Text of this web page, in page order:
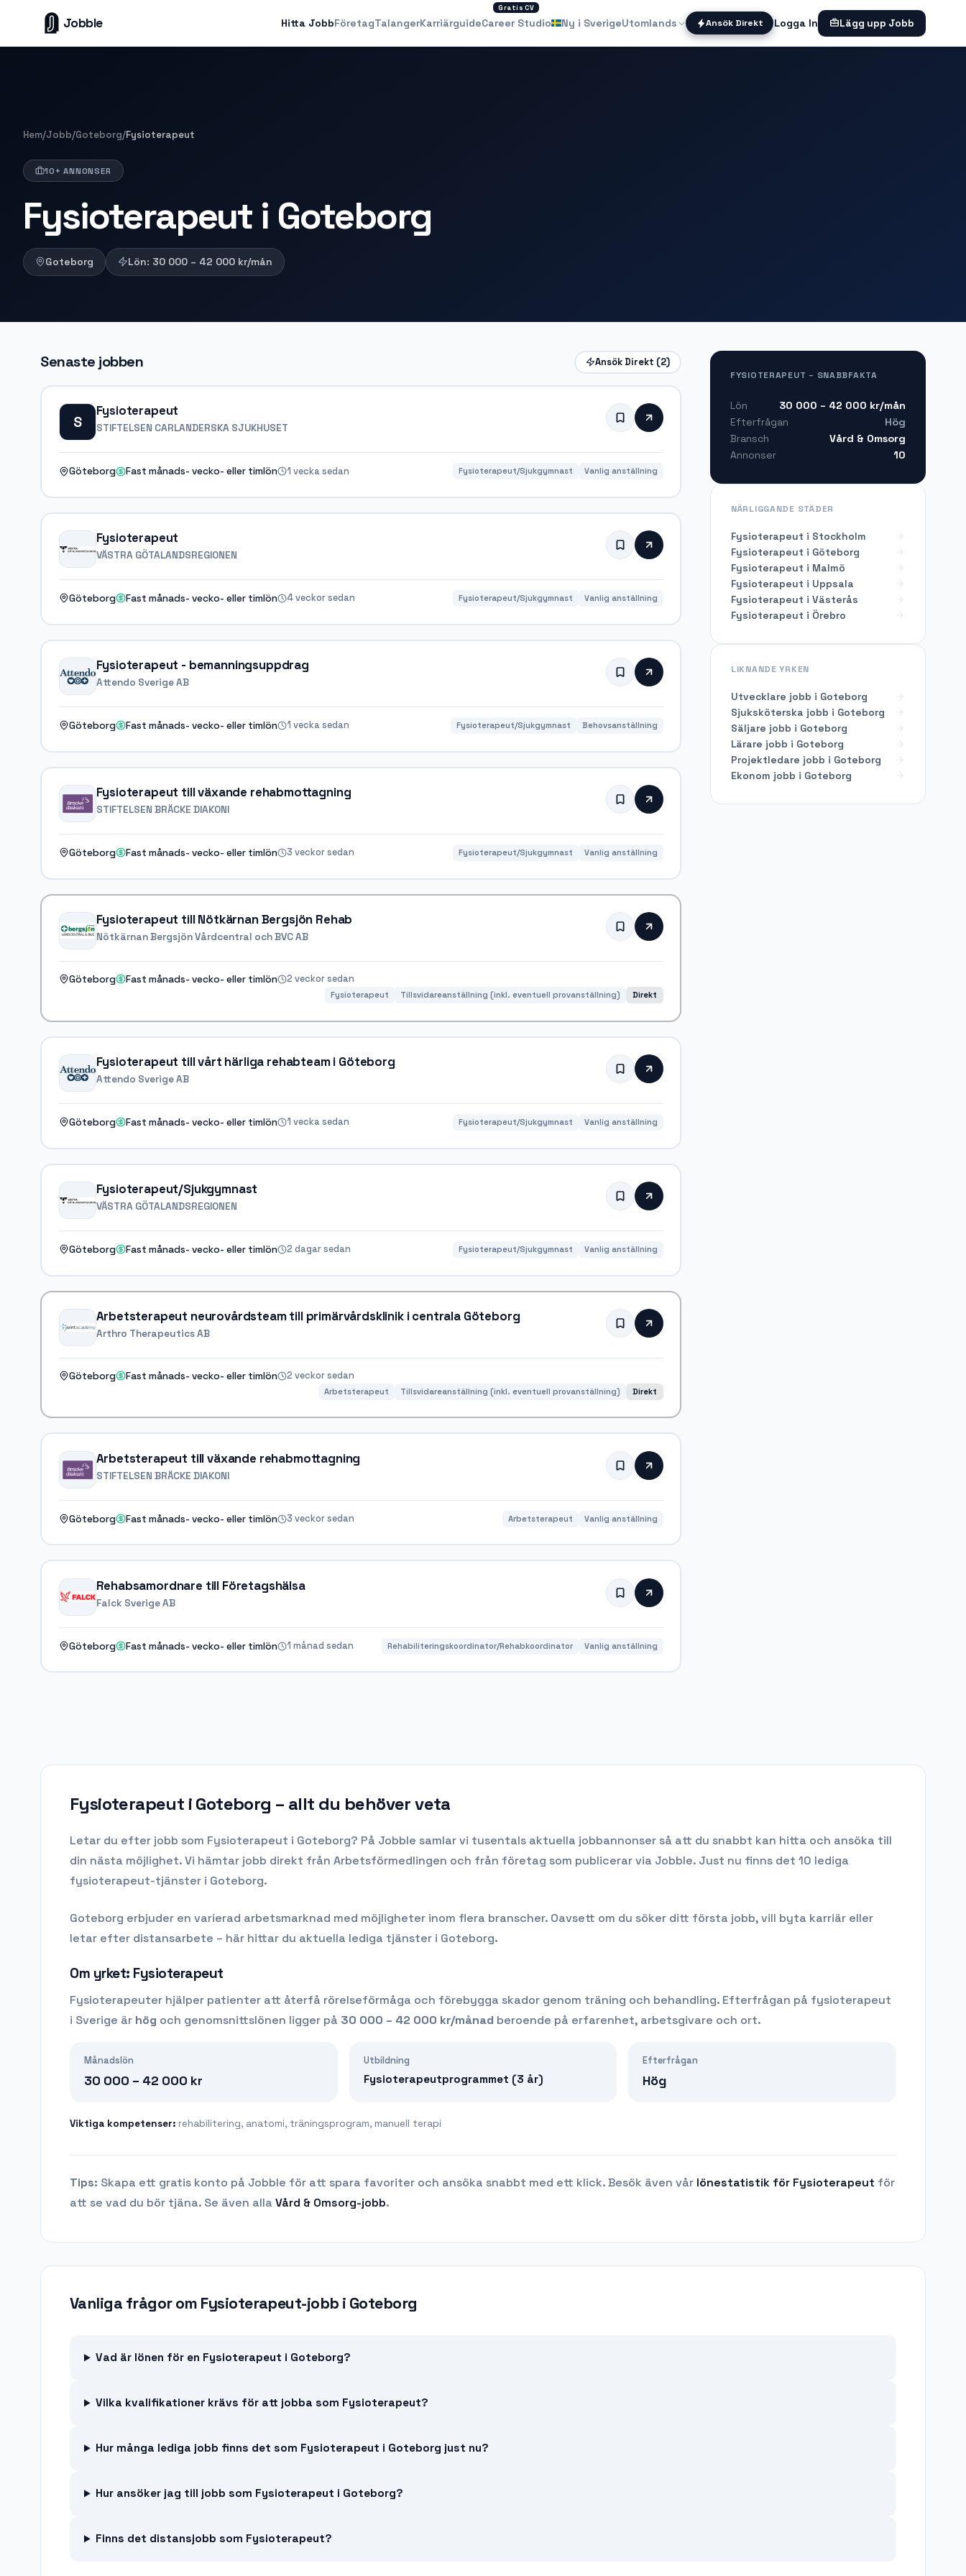
Jobble Hitta JobbFöretagTalangerKarriärguide
Gratis CV
Career Studio Ny i SverigeUtomlands Ansök Direkt Logga In Lägg upp Jobb
Hem/Jobb/Goteborg/Fysioterapeut
10+ ANNONSER
Fysioterapeut i Goteborg
Goteborg Lön: 30 000 – 42 000 kr/mån
Senaste jobben Ansök Direkt (2)
S
Fysioterapeut
STIFTELSEN CARLANDERSKA SJUKHUSET
Göteborg Fast månads- vecko- eller timlön 1 vecka sedan Fysioterapeut/Sjukgymnast Vanlig anställning
Fysioterapeut
VÄSTRA GÖTALANDSREGIONEN
Göteborg Fast månads- vecko- eller timlön 4 veckor sedan Fysioterapeut/Sjukgymnast Vanlig anställning
Fysioterapeut - bemanningsuppdrag
Attendo Sverige AB
Göteborg Fast månads- vecko- eller timlön 1 vecka sedan Fysioterapeut/Sjukgymnast Behovsanställning
Fysioterapeut till växande rehabmottagning
STIFTELSEN BRÄCKE DIAKONI
Göteborg Fast månads- vecko- eller timlön 3 veckor sedan Fysioterapeut/Sjukgymnast Vanlig anställning
Fysioterapeut till Nötkärnan Bergsjön Rehab
Nötkärnan Bergsjön Vårdcentral och BVC AB
Göteborg Fast månads- vecko- eller timlön 2 veckor sedan
Fysioterapeut Tillsvidareanställning (inkl. eventuell provanställning) Direkt
Fysioterapeut till vårt härliga rehabteam i Göteborg
Attendo Sverige AB
Göteborg Fast månads- vecko- eller timlön 1 vecka sedan Fysioterapeut/Sjukgymnast Vanlig anställning
Fysioterapeut/Sjukgymnast
VÄSTRA GÖTALANDSREGIONEN
Göteborg Fast månads- vecko- eller timlön 2 dagar sedan Fysioterapeut/Sjukgymnast Vanlig anställning
Arbetsterapeut neurovårdsteam till primärvårdsklinik i centrala Göteborg
Arthro Therapeutics AB
Göteborg Fast månads- vecko- eller timlön 2 veckor sedan
Arbetsterapeut Tillsvidareanställning (inkl. eventuell provanställning) Direkt
Arbetsterapeut till växande rehabmottagning
STIFTELSEN BRÄCKE DIAKONI
Göteborg Fast månads- vecko- eller timlön 3 veckor sedan Arbetsterapeut Vanlig anställning
Rehabsamordnare till Företagshälsa
Falck Sverige AB
Göteborg Fast månads- vecko- eller timlön 1 månad sedan Rehabiliteringskoordinator/Rehabkoordinator Vanlig anställning
FYSIOTERAPEUT – SNABBFAKTA
Lön 30 000 – 42 000 kr/mån
Efterfrågan
Hög
Bransch
Vård & Omsorg
Annonser
10
NÄRLIGGANDE STÄDER
Fysioterapeut i Stockholm
Fysioterapeut i Göteborg
Fysioterapeut i Malmö
Fysioterapeut i Uppsala
Fysioterapeut i Västerås
Fysioterapeut i Örebro
LIKNANDE YRKEN
Utvecklare jobb i Goteborg
Sjuksköterska jobb i Goteborg
Säljare jobb i Goteborg
Lärare jobb i Goteborg
Projektledare jobb i Goteborg
Ekonom jobb i Goteborg
Fysioterapeut i Goteborg – allt du behöver veta
Letar du efter jobb som Fysioterapeut i Goteborg? På Jobble samlar vi tusentals aktuella jobbannonser så att du snabbt kan hitta och ansöka till
din nästa möjlighet. Vi hämtar jobb direkt från Arbetsförmedlingen och från företag som publicerar via Jobble. Just nu finns det 10 lediga
fysioterapeut-tjänster i Goteborg.
Goteborg erbjuder en varierad arbetsmarknad med möjligheter inom flera branscher. Oavsett om du söker ditt första jobb, vill byta karriär eller
letar efter distansarbete – här hittar du aktuella lediga tjänster i Goteborg.
Om yrket: Fysioterapeut
Fysioterapeuter hjälper patienter att återfå rörelseförmåga och förebygga skador genom träning och behandling. Efterfrågan på fysioterapeut
i Sverige är hög och genomsnittslönen ligger på 30 000 – 42 000 kr/månad beroende på erfarenhet, arbetsgivare och ort.
Månadslön
30 000 – 42 000 kr
Utbildning
Fysioterapeutprogrammet (3 år)
Efterfrågan
Hög
Viktiga kompetenser: rehabilitering, anatomi, träningsprogram, manuell terapi
Tips: Skapa ett gratis konto på Jobble för att spara favoriter och ansöka snabbt med ett klick. Besök även vår lönestatistik för Fysioterapeut för
att se vad du bör tjäna. Se även alla Vård & Omsorg-jobb.
Vanliga frågor om Fysioterapeut-jobb i Goteborg
Vad är lönen för en Fysioterapeut i Goteborg?
Vilka kvalifikationer krävs för att jobba som Fysioterapeut?
Hur många lediga jobb finns det som Fysioterapeut i Goteborg just nu?
Hur ansöker jag till jobb som Fysioterapeut i Goteborg?
Finns det distansjobb som Fysioterapeut?